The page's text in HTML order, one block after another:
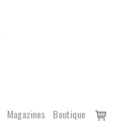
Magazines Boutique
Voir